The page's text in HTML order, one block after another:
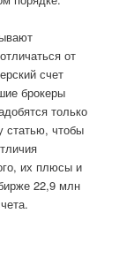
от
счет
брокеры
только
статью, чтобы
их плюсы и
22,9 млн